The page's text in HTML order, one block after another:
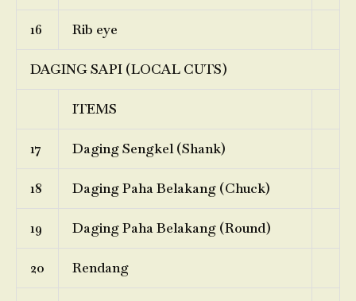
16 Rib eye
DAGING SAPI (LOCAL CUTS)
ITEMS
17 Daging Sengkel (Shank)
18 Daging Paha Belakang (Chuck)
19 Daging Paha Belakang (Round)
20 Rendang